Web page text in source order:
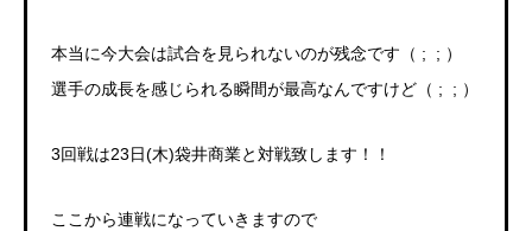
本当に今大会は試合を見られないのが残念です（ ; ; ）
選手の成長を感じられる瞬間が最高なんですけど（ ; ; ）
3回戦は23日(木)袋井商業と対戦致します！！
ここから連戦になっていきますので